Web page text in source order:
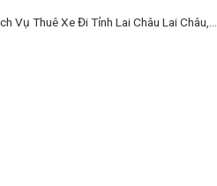
Vụ Thuê Xe Đi Tỉnh Lai Châu Lai Châu,...